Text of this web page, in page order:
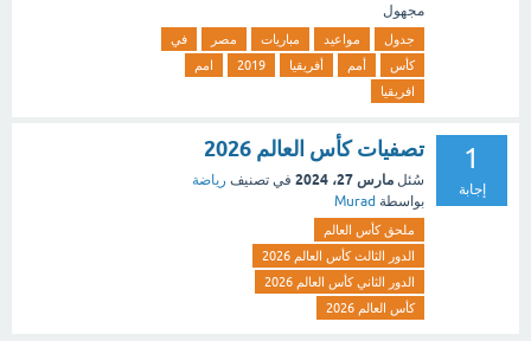
مجهول
جدول مواعيد مباريات مصر
في
كأس
أمم أفريقيا 2019
امم
افريقيا
1
إجابة
تصفيات كأس العالم 2026
سُئل مارس 27، 2024 في تصنيف رياضة
بواسطة Murad
ملحق كأس العالم
الدور الثالث كأس العالم 2026
الدور الثاني كأس العالم 2026
كأس العالم 2026